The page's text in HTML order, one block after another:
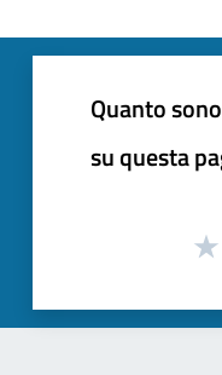
Quanto
su questa